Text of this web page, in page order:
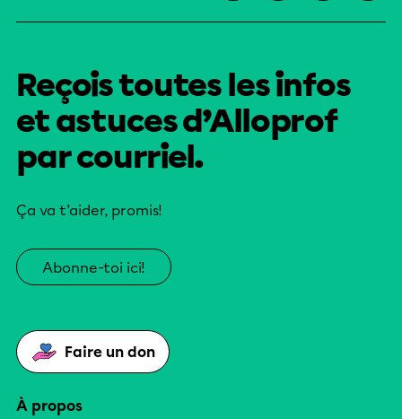
Reçois toutes les infos
et astuces d’Alloprof
par courriel.
Ça va t’aider, promis!
Abonne-toi ici!
Faire un don
À propos